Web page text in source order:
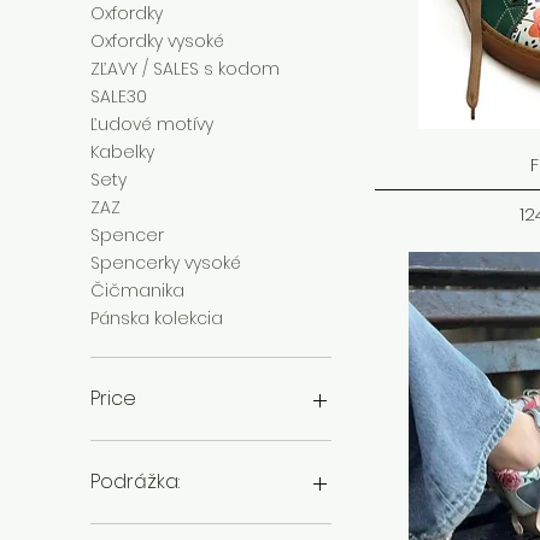
Oxfordky
Oxfordky vysoké
ZĽAVY / SALES s kodom
SALE30
Ľudové motívy
Kabelky
Sety
ZAZ
Spencer
Spencerky vysoké
Čičmanika
Pánska kolekcia
Price
Podrážka: